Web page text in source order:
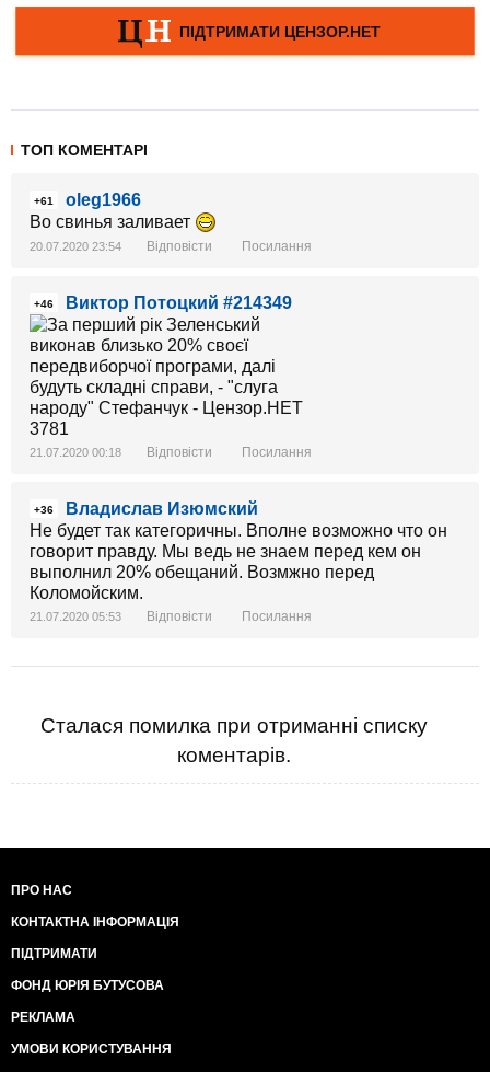
ТОП КОМЕНТАРІ
+61
oleg1966
Во свинья заливает
20.07.2020 23:54 Відповісти Посилання
+46 Виктор Потоцкий #214349
21.07.2020 00:18 Відповісти Посилання
+36
Владислав Изюмский
Не будет так категоричны. Вполне возможно что он
говорит правду. Мы ведь не знаем перед кем он
выполнил 20% обещаний. Возмжно перед
Коломойским.
21.07.2020 05:53 Відповісти Посилання
Сталася помилка при отриманні списку
коментарів.
ПРО НАС
КОНТАКТНА ІНФОРМАЦІЯ
ПІДТРИМАТИ
ФОНД ЮРІЯ БУТУСОВА
РЕКЛАМА
УМОВИ КОРИСТУВАННЯ